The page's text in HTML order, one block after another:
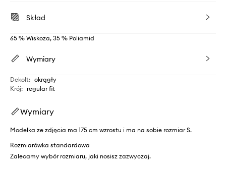
Skład
65 % Wiskoza, 35 % Poliamid
Wymiary
Dekolt: okrągły
Krój: regular fit
Wymiary
Modelka ze zdjęcia ma 175 cm wzrostu i ma na sobie rozmiar S.
Rozmiarówka standardowa
Zalecamy wybór rozmiaru, jaki nosisz zazwyczaj.